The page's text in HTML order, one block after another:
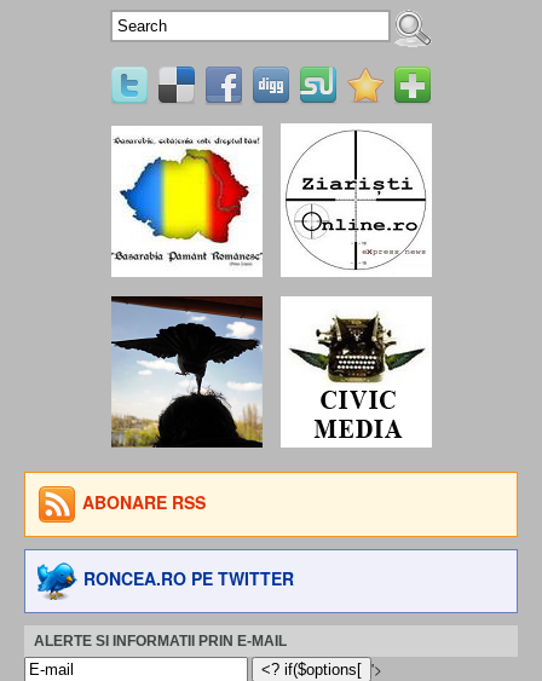
ABONARE RSS
RONCEA.RO PE TWITTER
ALERTE SI INFORMATII PRIN E-MAIL
'>